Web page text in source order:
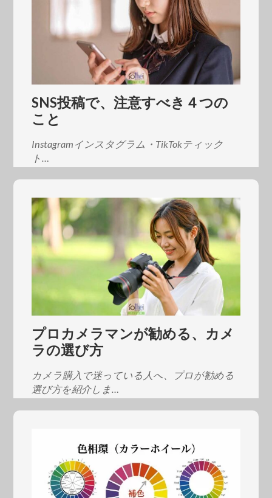
SNS投稿で、注意すべき４つの
こと
Instagramインスタグラム・TikTokティック
ト…
プロカメラマンが勧める、カメ
ラの選び方
カメラ購入で迷っている人へ、プロが勧める
選び方を紹介しま…